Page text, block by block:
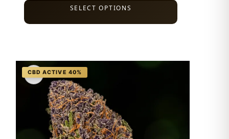
SELECT OPTIONS
♡